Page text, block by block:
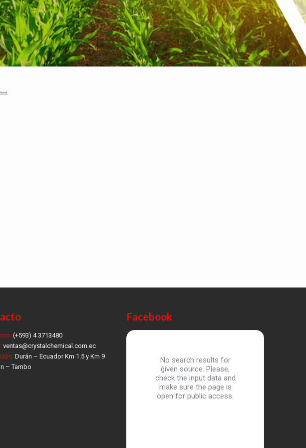
(+593) 4 3713480
ventas@crystalchemical.com.ec
Durán – Ecuador Km 1.5 y Km 9
– Tambo
Facebook
No search results for
given source. Please,
check the input data and
make sure the page is
open for public access.